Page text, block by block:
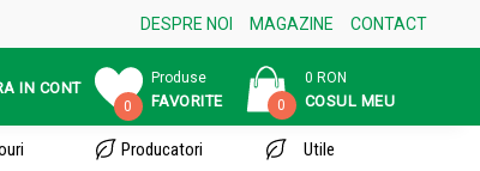
DESPRE NOI MAGAZINE CONTACT
IN CONT
0
Produse
FAVORITE 0
0 RON
COSUL MEU
Producatori Utile